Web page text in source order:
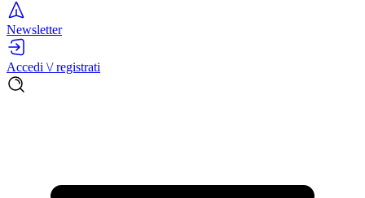
Newsletter
Accedi \/ registrati